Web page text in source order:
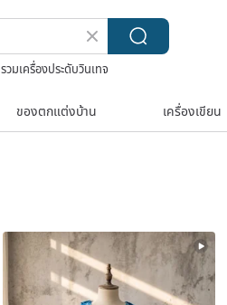
รวมเครื่องประดับวินเทจ
ของตกแต่งบ้าน เครื่องเขียน